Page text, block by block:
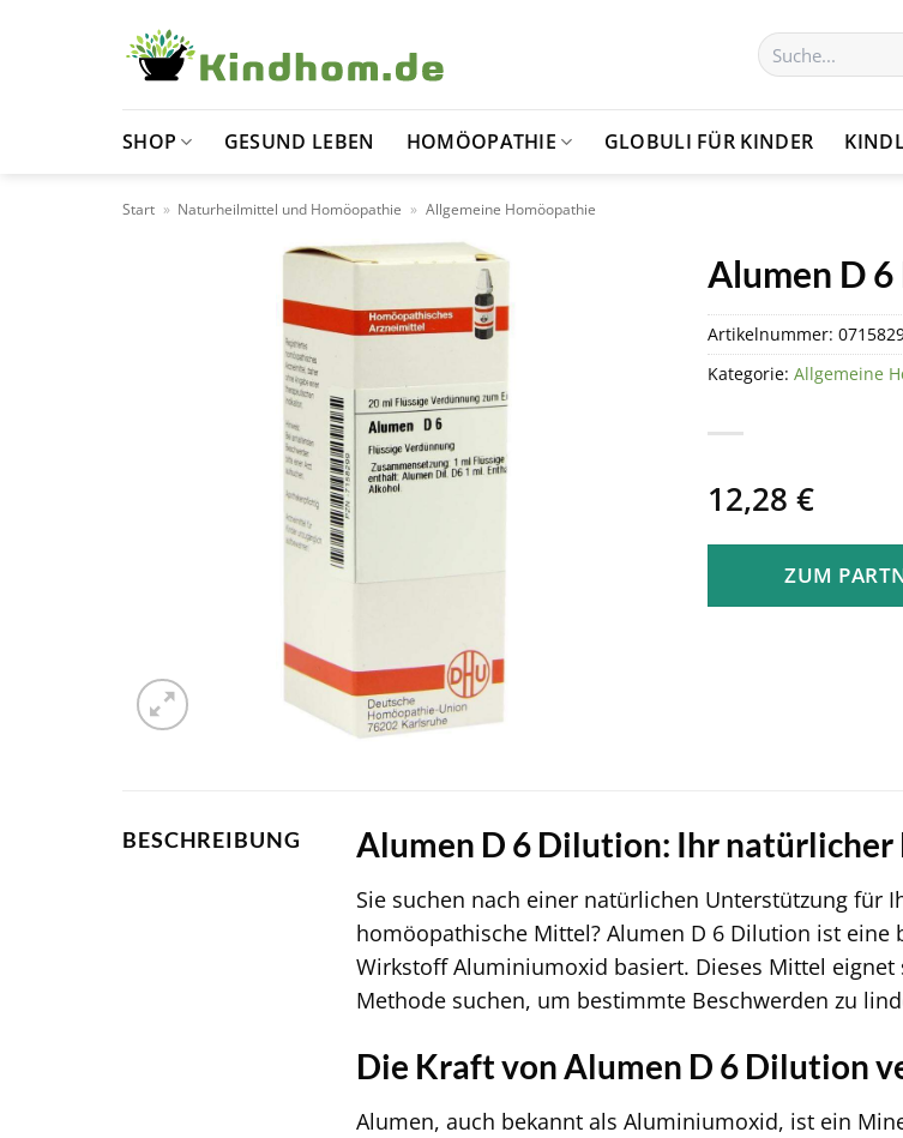
Suchen
nach:
SHOP GESUND LEBEN HOMÖOPATHIE GLOBULI FÜR KINDER
Start » Naturheilmittel und Homöopathie » Allgemeine Homöopathie
Alumen D
12,28 €
ZUM
Artikelnummer:
Kategorie: Allgemeine
BESCHREIBUNG Alumen D 6 Dilution: Ihr
Sie suchen nach einer natürlichen Unterstützung für
homöopathische Mittel? Alumen D 6 Dilution ist
Wirkstoff Aluminiumoxid basiert. Dieses Mittel
Methode suchen, um bestimmte Beschwerden zu
Die Kraft von Alumen D 6 Dilution
Alumen, auch bekannt als Aluminiumoxid, ist ein